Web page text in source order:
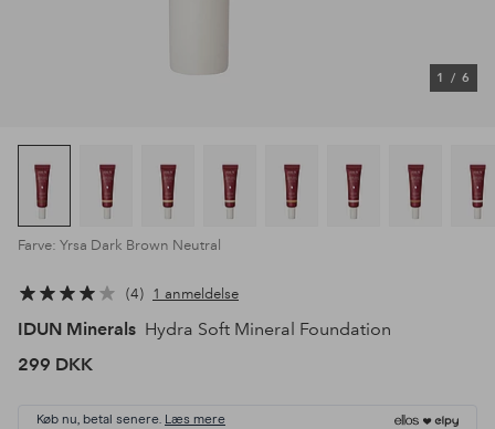
1 / 6
Farve: Yrsa Dark Brown Neutral
4 1 anmeldelse
IDUN Minerals Hydra Soft Mineral Foundation
299 DKK
Køb nu, betal senere. Læs mere